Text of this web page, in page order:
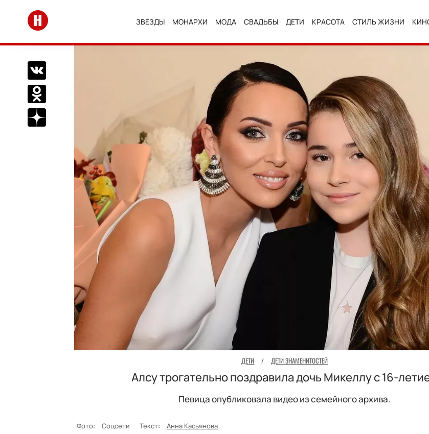
Перейти на главную
ЗВЕЗДЫ МОНАРХИ МОДА СВАДЬБЫ ДЕТИ КРАСОТА СТИЛЬ ЖИЗНИ
Поделиться Вконтакте
Поделиться в Одноклассниках
Подписаться на нас в Дзен
ДЕТИ / ДЕТИ ЗНАМЕНИТОСТЕЙ
Алсу трогательно поздравила дочь Микеллу с 16-
Певица опубликовала видео из семейного архива.
Фото: Соцсети Текст: Анна Касьянова